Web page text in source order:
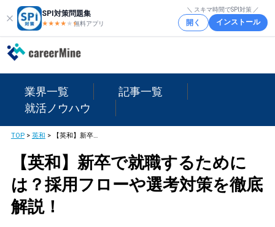
SPI対策問題集
★★★★ ★★
無料アプリ
＼ スキマ時間でSPI対策 ／
開く インストール
業界一覧
記事一覧
就活ノウハウ
TOP> 英和 > 【英和】新卒で就職するためには？採用フローや選考対策を徹底解説！
【英和】新卒で就職するために
は？採用フローや選考対策を徹底
解説！